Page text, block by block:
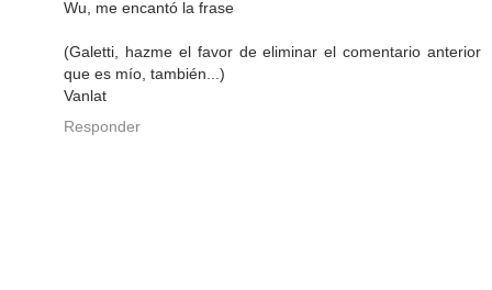
Wu, me encantó la frase
(Galetti, hazme el favor de eliminar el comentario anterior
que es mío, también...)
Vanlat
Responder